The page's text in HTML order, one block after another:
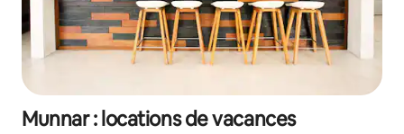
Munnar : locations de vacances